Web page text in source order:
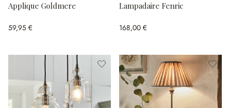
Applique Goldmere
59,95 €
Lampadaire Fenric
168,00 €